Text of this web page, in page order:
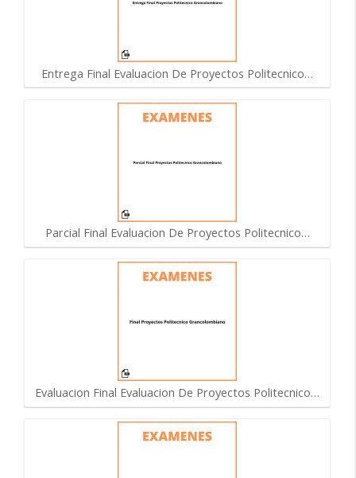
Entrega Final Evaluacion De Proyectos Politecnico…
Parcial Final Evaluacion De Proyectos Politecnico…
Evaluacion Final Evaluacion De Proyectos Politecnico…